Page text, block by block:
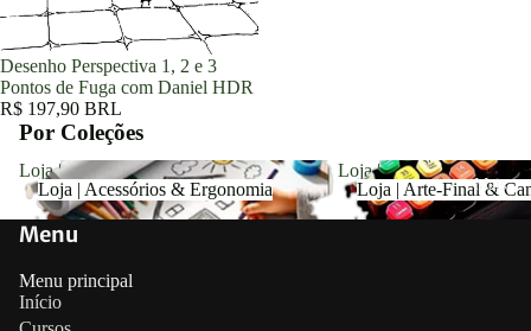
Mais
Desenho Perspectiva 1, 2 e 3
Pontos de Fuga com Daniel HDR
R$ 197,90 BRL
Por Coleções
Loja | Acessórios & Ergonomia
Loja | Acessórios & Ergonomia
Loja | Arte-Final &
Loja | Arte-Final &
Menu
Menu principal
Início